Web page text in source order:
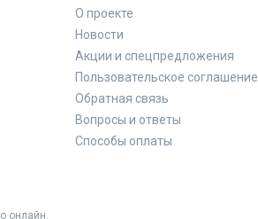
О проекте
Новости
Акции и спецпредложения
Пользовательское соглашение
Обратная связь
Вопросы и ответы
Способы оплаты
онлайн.